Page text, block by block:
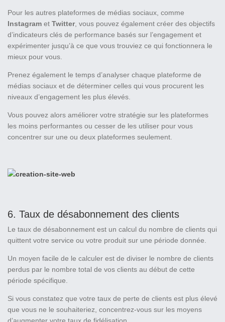
Pour les autres plateformes de médias sociaux, comme
Instagram et Twitter, vous pouvez également créer des objectifs
d’indicateurs clés de performance basés sur l’engagement et
expérimenter jusqu’à ce que vous trouviez ce qui fonctionnera le
mieux pour vous.
Prenez également le temps d’analyser chaque plateforme de
médias sociaux et de déterminer celles qui vous procurent les
niveaux d’engagement les plus élevés.
Vous pouvez alors améliorer votre stratégie sur les plateformes
les moins performantes ou cesser de les utiliser pour vous
concentrer sur une ou deux plateformes seulement.
6. Taux de désabonnement des clients
Le taux de désabonnement est un calcul du nombre de clients qui
quittent votre service ou votre produit sur une période donnée.
Un moyen facile de le calculer est de diviser le nombre de clients
perdus par le nombre total de vos clients au début de cette
période spécifique.
Si vous constatez que votre taux de perte de clients est plus élevé
que vous ne le souhaiteriez, concentrez-vous sur les moyens
d’augmenter votre taux de fidélisation.